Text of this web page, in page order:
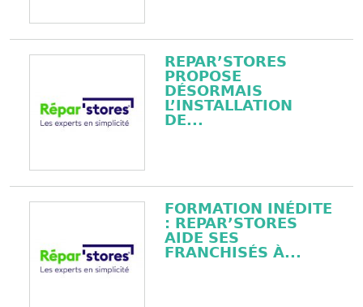
REPAR’STORES
PROPOSE
DÉSORMAIS
L’INSTALLATION
DE...
FORMATION INÉDITE
: REPAR’STORES
AIDE SES
FRANCHISÉS À...